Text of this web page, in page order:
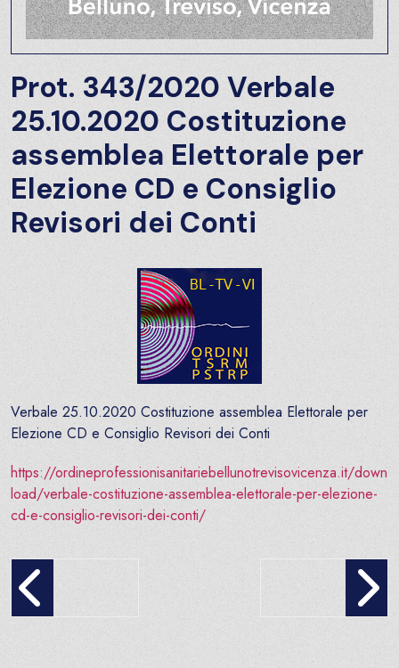
Prot. 343/2020 Verbale
25.10.2020 Costituzione
assemblea Elettorale per
Elezione CD e Consiglio
Revisori dei Conti
Verbale 25.10.2020 Costituzione assemblea Elettorale per
Elezione CD e Consiglio Revisori dei Conti
https://ordineprofessionisanitariebellunotrevisovicenza.it/down
load/verbale-costituzione-assemblea-elettorale-per-elezione-
cd-e-consiglio-revisori-dei-conti/
18° Congresso nazionale TSRM – 7 e 8 Novembre 2020
GIORNATA